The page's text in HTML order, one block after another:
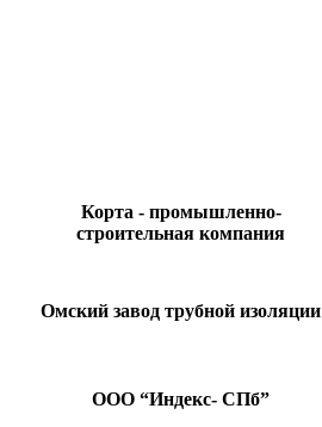
Корта - промышленно-
строительная компания
Омский завод трубной изоляции
ООО “Индекс- СПб”